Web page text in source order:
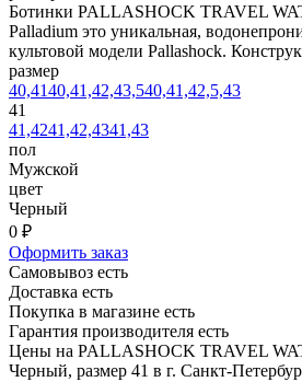
Ботинки PALLASHOCK TRAVEL
Palladium это уникальная,
культовой модели Pallashock.
размер
40,4140,41,42,43,540,41,42,5,43
41
41,4241,42,4341,43
пол
Мужской
цвет
Черный
0 ₽
Оформить заказ
Самовывоз есть
Доставка есть
Покупка в магазине есть
Гарантия производителя есть
Цены на PALLASHOCK TRAVEL
Черный, размер 41 в г. Санкт-